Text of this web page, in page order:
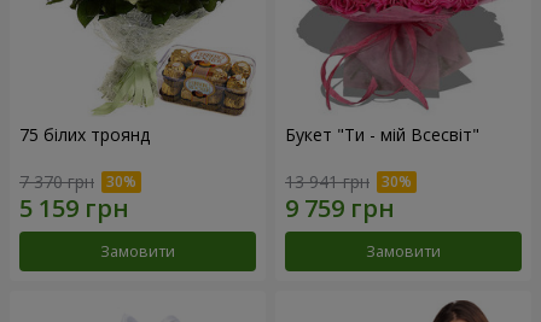
75 білих троянд
7 370 грн
Замовити
Букет "Ти - мій Всесвіт"
13 941 грн
Замовити